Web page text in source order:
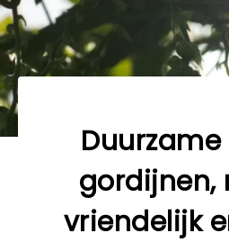
gordijnen,
vriendelijk